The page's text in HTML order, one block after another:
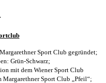
Sport Club gegründet;
Grün-Schwarz;
mit dem Wiener Sport Club
Margarethner Sport Club „Pfeil“;